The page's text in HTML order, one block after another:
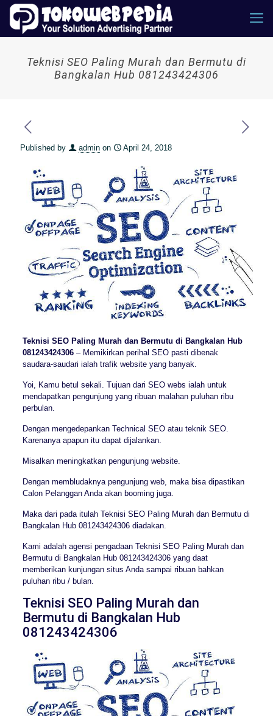
Teknisi SEO Paling Murah dan Bermutu di
Bangkalan Hub 081243424306
Published by admin on April 24, 2018
Teknisi SEO Paling Murah dan Bermutu di Bangkalan Hub
081243424306– Memikirkan perihal SEO pasti dibenak
saudara-saudari ialah trafik website yang banyak.
Yoi, Kamu betul sekali. Tujuan dari SEO webs ialah untuk
mendapatkan pengunjung yang ribuan malahan puluhan ribu
perbulan.
Dengan mengedepankan Technical SEO atau teknik SEO.
Karenanya apapun itu dapat dijalankan.
Misalkan meningkatkan pengunjung website.
Dengan membludaknya pengunjung web, maka bisa dipastikan
Calon Pelanggan Anda akan booming juga.
Maka dari pada itulah Teknisi SEO Paling Murah dan Bermutu di
Bangkalan Hub 081243424306 diadakan.
Kami adalah agensi pengadaan Teknisi SEO Paling Murah dan
Bermutu di Bangkalan Hub 081243424306 yang daat
memberikan kunjungan situs Anda sampai ribuan bahkan
puluhan ribu / bulan.
Teknisi SEO Paling Murah dan
Bermutu di Bangkalan Hub
081243424306